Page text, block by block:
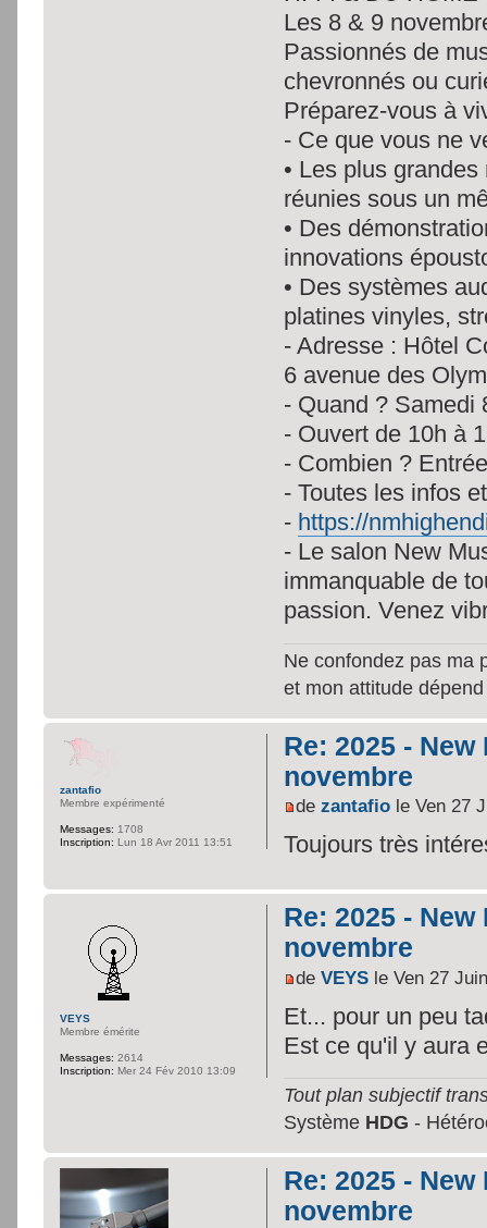
Les 8 & 9
Passionnés de
chevronnés ou
Préparez-vous à
- Ce que vous ne
• Les plus
réunies sous un
• Des
innovations
• Des systèmes
platines vinyles,
- Adresse : Hôtel
6 avenue des
- Quand ? Samedi
- Ouvert de 10h à
- Combien ?
- Toutes les infos
- https://
- Le salon New
immanquable de
passion. Venez
Ne confondez pas ma
et mon attitude
Re: 2025 -
novembre
dezantafio le Ven 27
Toujours très
zantafio
Membre expérimenté
Messages: 1708
Inscription: Lun 18 Avr 2011 13:51
Re: 2025 -
novembre
deVEYS le Ven 27
Et... pour un peu
Est ce qu'il y aura
Tout plan subjectif
Système HDG -
VEYS
Membre émérite
Messages: 2614
Inscription: Mer 24 Fév 2010 13:09
Re: 2025 -
novembre